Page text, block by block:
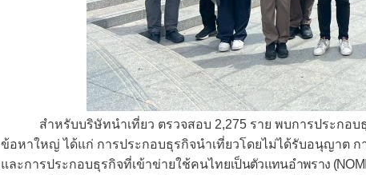
สำหรับบริษัทนำเที่ยว ตรวจสอบ 2,275 ราย พบการประกอ
ข้อหาใหญ่ ได้แก่ การประกอบธุรกิจนำเที่ยวโดยไม่ได้รับอนุญาต
และการประกอบธุรกิจที่เข้าข่ายใช้คนไทยเป็นตัวแทนอำพราง (